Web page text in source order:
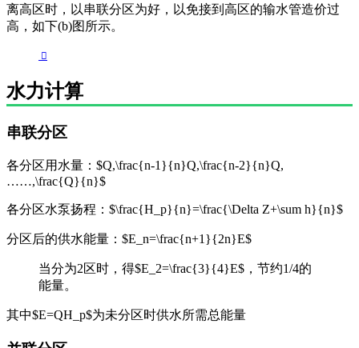
离高区时，以串联分区为好，以免接到高区的输水管造价过
高，如下(b)图所示。
水力计算
串联分区
各分区用水量：$Q,\frac{n-1}{n}Q,\frac{n-2}{n}Q,
……,\frac{Q}{n}$
各分区水泵扬程：$\frac{H_p}{n}=\frac{\Delta Z+\sum h}{n}$
分区后的供水能量：$E_n=\frac{n+1}{2n}E$
当分为2区时，得$E_2=\frac{3}{4}E$，节约1/4的
能量。
其中$E=QH_p$为未分区时供水所需总能量